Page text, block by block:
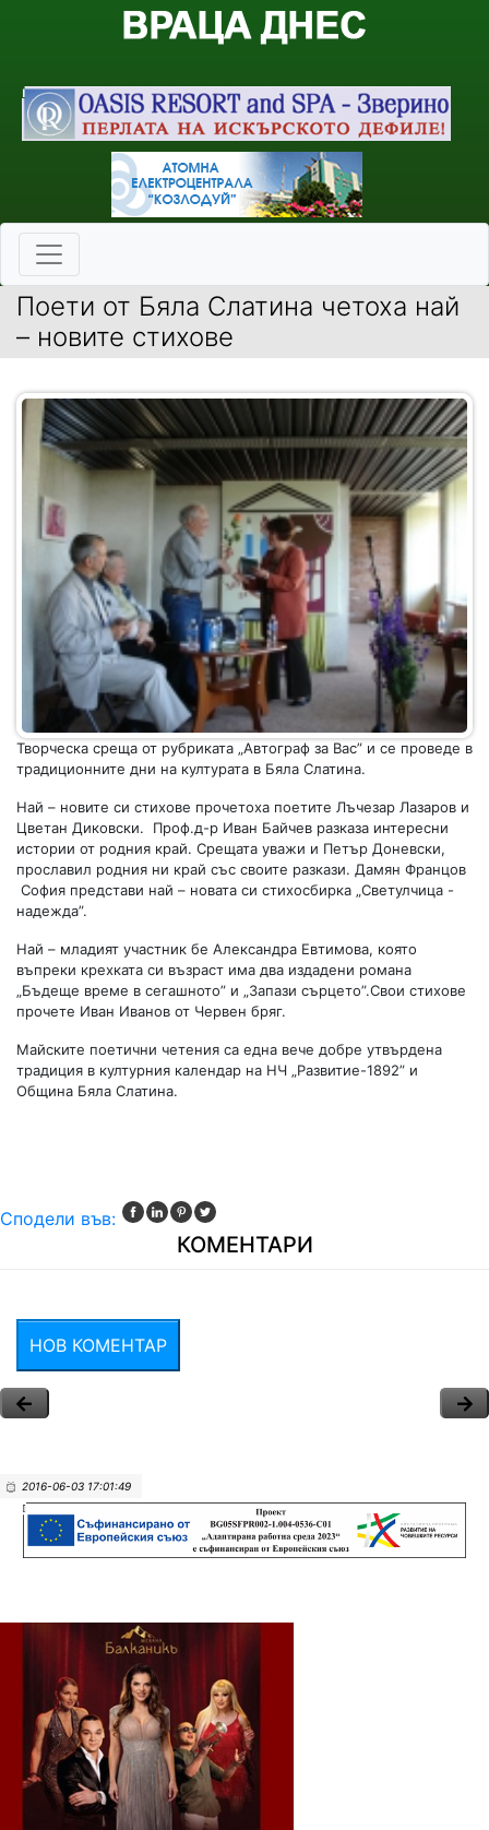
Поети от Бяла Слатина четоха най
– новите стихове
Творческа среща от рубриката „Автограф за Вас” и се проведе в
традиционните дни на културата в Бяла Слатина.
Най – новите си стихове прочетоха поетите Лъчезар Лазаров и
Цветан Диковски. Проф.д-р Иван Байчев разказа интересни
истории от родния край. Срещата уважи и Петър Доневски,
прославил родния ни край със своите разкази. Дамян Францов
София представи най – новата си стихосбирка „Светулчица -
надежда”.
Най – младият участник бе Александра Евтимова, която
въпреки крехката си възраст има два издадени романа
„Бъдеще време в сегашното” и „Запази сърцето”.Свои стихове
прочете Иван Иванов от Червен бряг.
Майските поетични четения са една вече добре утвърдена
традиция в културния календар на НЧ „Развитие-1892” и
Община Бяла Слатина.
Сподели във:
КОМЕНТАРИ
НОВ КОМЕНТАР
2016-06-03 17:01:49